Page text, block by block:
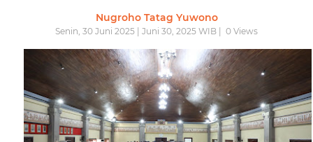
Nugroho Tatag Yuwono
Senin, 30 Juni 2025 | Juni 30, 2025 WIB | 0 Views